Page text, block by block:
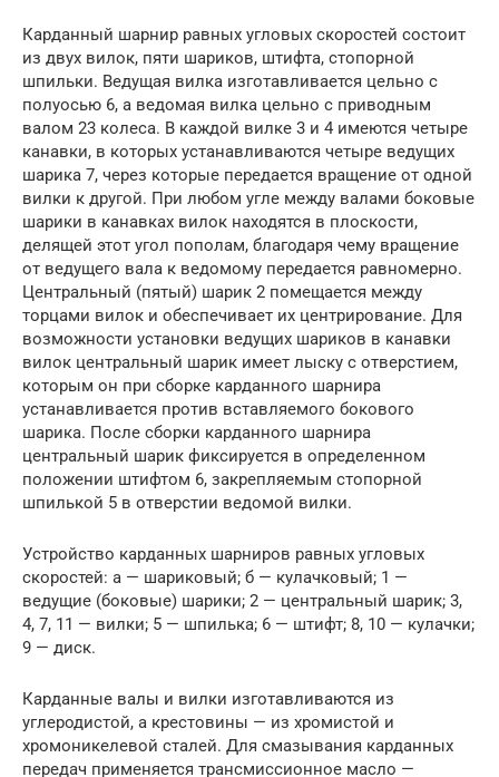
Карданный шарнир равных угловых скоростей состоит
из двух вилок, пяти шариков, штифта, стопорной
шпильки. Ведущая вилка изготавливается цельно с
полуосью 6, а ведомая вилка цельно с приводным
валом 23 колеса. В каждой вилке 3 и 4 имеются четыре
канавки, в которых устанавливаются четыре ведущих
шарика 7, через которые передается вращение от одной
вилки к другой. При любом угле между валами боковые
шарики в канавках вилок находятся в плоскости,
делящей этот угол пополам, благодаря чему вращение
от ведущего вала к ведомому передается равномерно.
Центральный (пятый) шарик 2 помещается между
торцами вилок и обеспечивает их центрирование. Для
возможности установки ведущих шариков в канавки
вилок центральный шарик имеет лыску с отверстием,
которым он при сборке карданного шарнира
устанавливается против вставляемого бокового
шарика. После сборки карданного шарнира
центральный шарик фиксируется в определенном
положении штифтом 6, закрепляемым стопорной
шпилькой 5 в отверстии ведомой вилки.
Устройство карданных шарниров равных угловых
скоростей: а — шариковый; б — кулачковый; 1 —
ведущие (боковые) шарики; 2 — центральный шарик; 3,
4, 7, 11 — вилки; 5 — шпилька; 6 — штифт; 8, 10 — кулачки;
9 — диск.
Карданные валы и вилки изготавливаются из
углеродистой, а крестовины — из хромистой и
хромоникелевой сталей. Для смазывания карданных
передач применяется трансмиссионное масло —